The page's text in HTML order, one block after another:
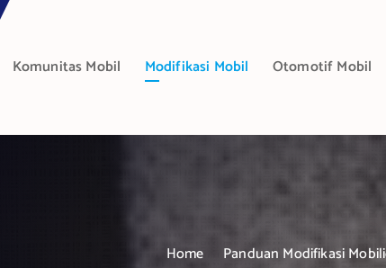
Komunitas Mobil Modifikasi Mobil Otomotif Mobil
Home Panduan Modifikasi